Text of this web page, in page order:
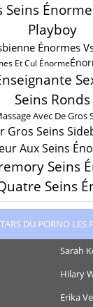
Seins
Playboy
Énormes
Et Cul Énorme
Seins Ronds
Avec De Gros
Gros Seins
Aux Seins
Seins
Seins
DU PORNO LES
Sarah
Hilary
Erika